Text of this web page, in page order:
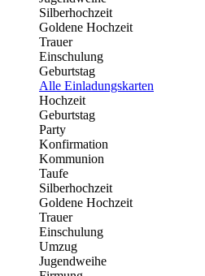
Silberhochzeit
Goldene Hochzeit
Trauer
Einschulung
Geburtstag
Alle Einladungskarten
Hochzeit
Geburtstag
Party
Konfirmation
Kommunion
Taufe
Silberhochzeit
Goldene Hochzeit
Trauer
Einschulung
Umzug
Jugendweihe